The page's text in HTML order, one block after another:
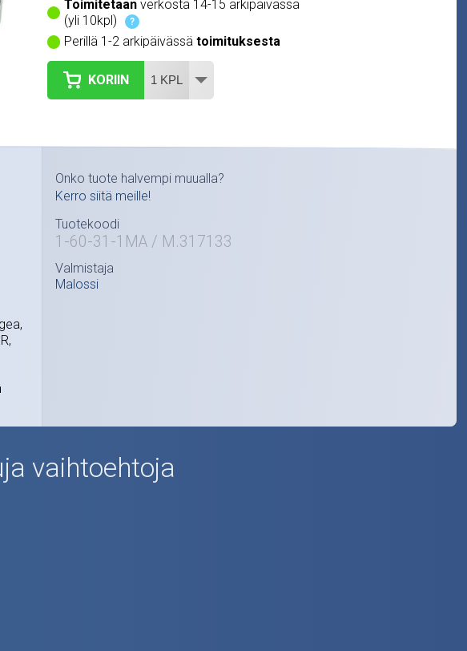
Toimitetaanverkosta 14-15 arkipäivässä
(yli 10kpl)
?
Perillä 1-2 arkipäivässä toimituksesta
KORIIN
Onko tuote halvempi muualla?
Kerro siitä meille!
Tuotekoodi
1-60-31-1MA / M.317133
Valmistaja
Malossi
vaihtoehtoja